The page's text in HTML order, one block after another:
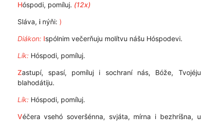
Hóspodi, pomíluj. (12x)
Sláva, inýňi: )
Diákon: Ispólnim večerňuju molítvu nášu Hóspodevi.
Lík:Hóspodi, pomíluj.
Zastupí, spasí, pomíluj i sochraní nás, Bóže, Tvojéju
blahodátiju.
Lík:Hóspodi, pomíluj.
Véčera vsehó soveršénna, svjáta, mírna i bezhríšna, u